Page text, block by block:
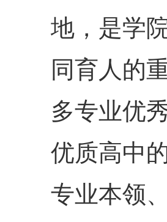
地，是学
同育人的
多专业优
优质高中
专业本领